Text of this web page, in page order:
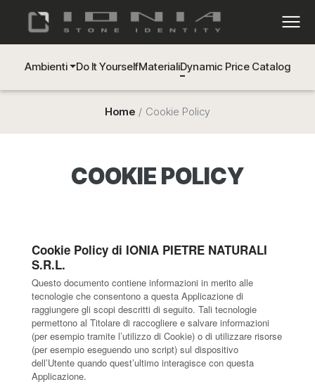
Ambienti Do It YourselfMaterialiDynamic Price Catalog
Home Cookie Policy
COOKIE POLICY
Cookie Policy di IONIA PIETRE NATURALI
S.R.L.
Questo documento contiene informazioni in merito alle
tecnologie che consentono a questa Applicazione di
raggiungere gli scopi descritti di seguito. Tali tecnologie
permettono al Titolare di raccogliere e salvare informazioni
(per esempio tramite l’utilizzo di Cookie) o di utilizzare risorse
(per esempio eseguendo uno script) sul dispositivo
dell’Utente quando quest’ultimo interagisce con questa
Applicazione.